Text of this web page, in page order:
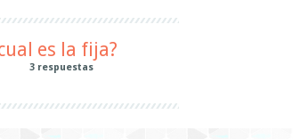
es la fija?
3 respuestas